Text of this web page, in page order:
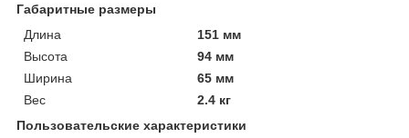
Габаритные размеры
Длина
151 мм
Высота
94 мм
Ширина
65 мм
Вес
2.4 кг
Пользовательские характеристики